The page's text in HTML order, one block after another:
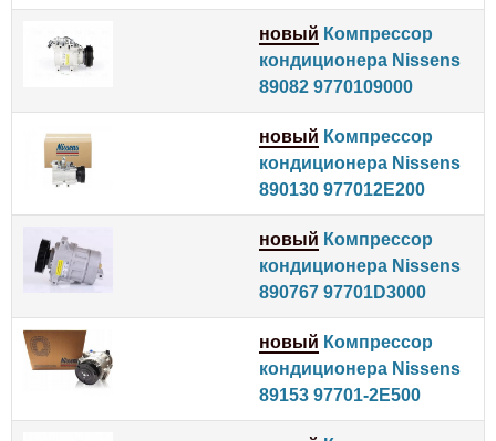
новый Компрессор
кондиционера Nissens
89082 9770109000
новый Компрессор
кондиционера Nissens
890130 977012E200
новый Компрессор
кондиционера Nissens
890767 97701D3000
новый Компрессор
кондиционера Nissens
89153 97701-2E500